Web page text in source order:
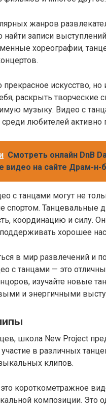
жанров
записи
хореографии,
искусство,
раскрыть творческие
музыку. Видео с
любителей
Смотреть онлайн DnB
видео на сайте Драм-н-
с танцами могут не
спортом. Танцевальные
координацию и силу.
хорошее
в мир развлечений и
с танцами — это
изучайте новые
и энергичными
школа New Project
в различных
клипов.
короткометражное
композиции. Это